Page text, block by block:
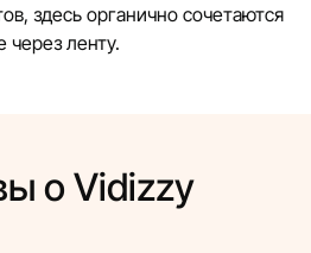
здесь органично сочетаются
через ленту.
о Vidizzy